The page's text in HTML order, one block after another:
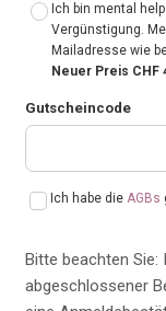
Ich bin mental
Vergünstigung.
Mailadresse wie
Neuer Preis CHF
Gutscheincode
Ich habe die AGBs
Bitte beachten
abgeschlossener